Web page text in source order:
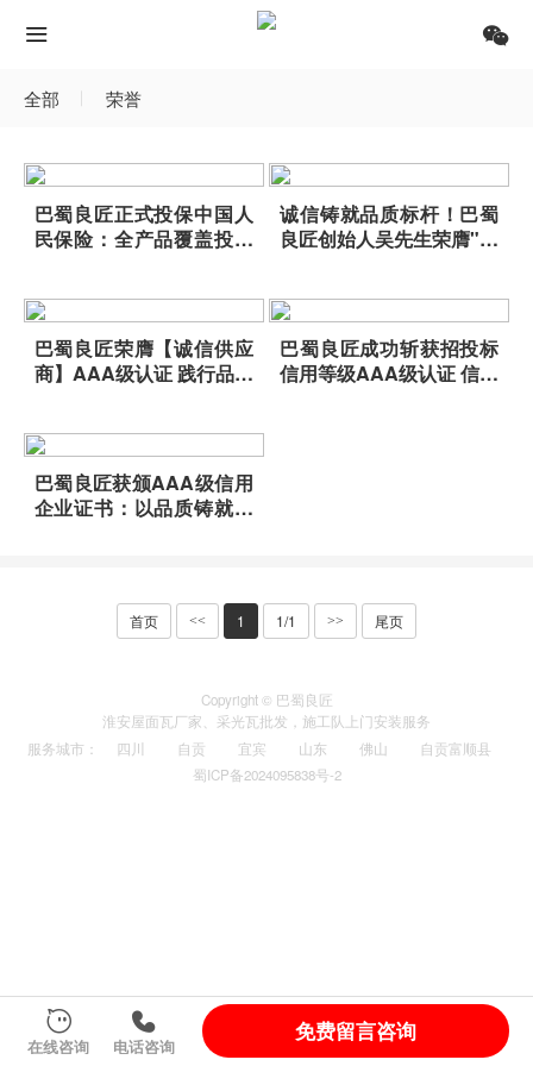
全部 荣誉
巴蜀良匠正式投保中国人
民保险：全产品覆盖投保
诚信铸就品质标杆！巴蜀
良匠创始人吴先生荣膺"诚
巴蜀良匠荣膺【诚信供应
商】AAA级认证 践行品质
巴蜀良匠成功斩获招投标
信用等级AAA级认证 信用
巴蜀良匠获颁AAA级信用
企业证书：以品质铸就行
首页 << 1 1/1 >> 尾页
Copyright © 巴蜀良匠
淮安屋面瓦厂家 采光瓦批发，施工队上门安装服务
服务城市 ： 四川 自贡 宜宾 山东 佛山
自贡富顺县
蜀ICP备2024095838号-2
在线咨询 电话咨询
免费留言咨询